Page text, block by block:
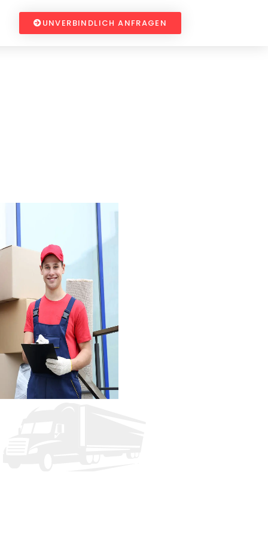
UNVERBINDLICH ANFRAGEN